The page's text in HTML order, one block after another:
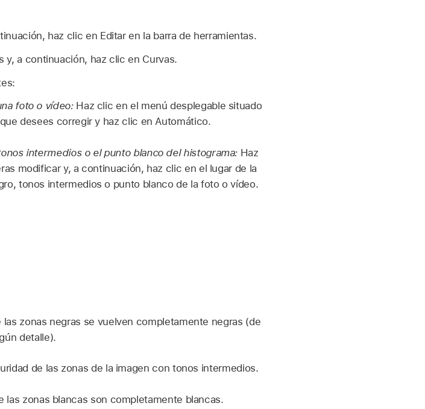
haz clic en Editar en la barra de herramientas.
y, a continuación, haz clic en Curvas.
foto o vídeo:Haz clic en el menú desplegable situado
desees corregir y haz clic en Automático.
intermedios o el punto blanco del histograma: Haz
modificar y, a continuación, haz clic en el lugar de la
tonos intermedios o punto blanco de la foto o vídeo.
zonas negras se vuelven completamente negras (de
detalle).
de las zonas de la imagen con tonos intermedios.
las zonas blancas son completamente blancas.